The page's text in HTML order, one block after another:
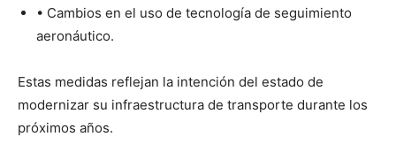
• Cambios en el uso de tecnología de seguimiento
aeronáutico.
Estas medidas reflejan la intención del estado de
modernizar su infraestructura de transporte durante los
próximos años.